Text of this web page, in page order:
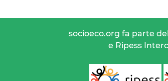
socioeco.org fa parte
e Ripess